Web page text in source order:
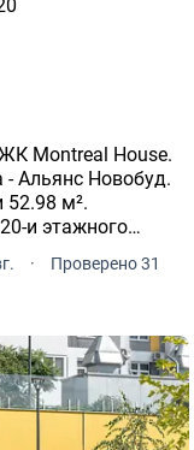
Montreal House.
Альянс Новобуд.
м².
и этажного
·
Проверено 31